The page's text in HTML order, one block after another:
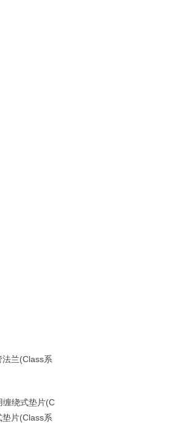
法兰(Class系
缠绕式垫片(C
垫片(Class系